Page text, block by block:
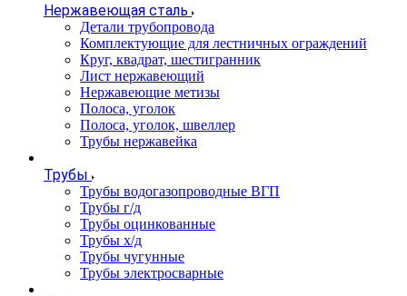
Нержавеющая сталь
Детали трубопровода
Комплектующие для лестничных ограждений
Круг, квадрат, шестигранник
Лист нержавеющий
Нержавеющие метизы
Полоса, уголок
Полоса, уголок, швеллер
Трубы нержавейка
Трубы
Трубы водогазопроводные ВГП
Трубы г/д
Трубы оцинкованные
Трубы х/д
Трубы чугунные
Трубы электросварные